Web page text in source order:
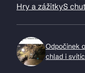
Hry a zážitkyS
Odpočinek
chlad i